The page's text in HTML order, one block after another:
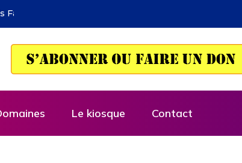
selon Deirdre McCloskey
Le kiosque Contact